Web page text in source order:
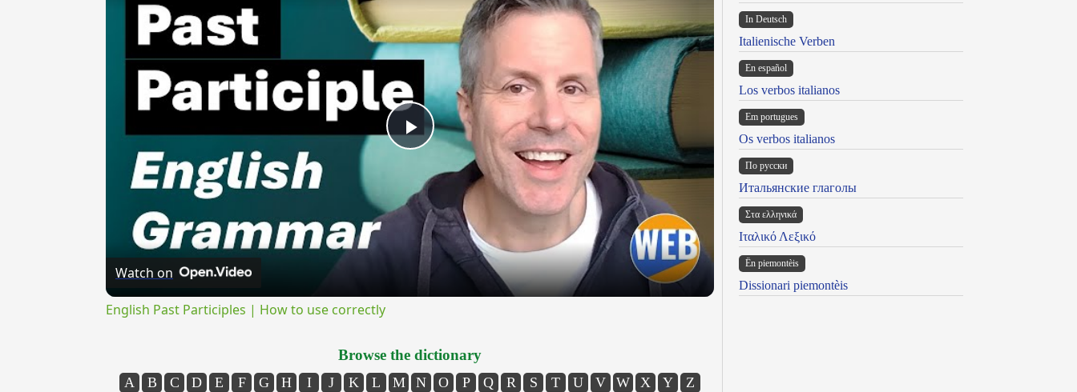
Play
Video
Watch on
English Past Participles | How to use correctly
Browse the dictionary
A B C D E F G H I J K L M N O P Q R S T U V W X Y Z
In Deutsch
Italienische Verben
En español
Los verbos italianos
Em portugues
Os verbos italianos
По русски
Итальянские глаголы
Στα ελληνικά
Ιταλικό Λεξικό
Ën piemontèis
Dissionari piemontèis